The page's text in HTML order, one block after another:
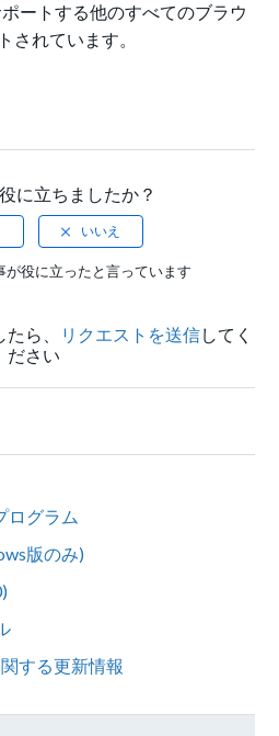
ートする他のすべてのブラウ
されています。
に立ちましたか？
が役に立ったと言っています
ら、 リクエストを送信してく
ださい
ログラム
版のみ)
する更新情報